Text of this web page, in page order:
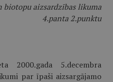
biotopu aizsardzības likuma
4.panta 2.punktu
2000.gada 5.decembra
par īpaši aizsargājamo